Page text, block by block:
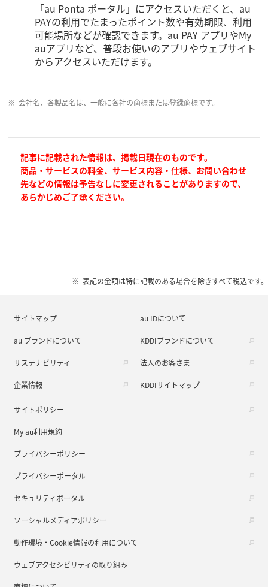
「au Ponta ポータル」にアクセスいただくと、au
PAYの利用でたまったポイント数や有効期限、利用
可能場所などが確認できます。au PAY アプリやMy
auアプリなど、普段お使いのアプリやウェブサイト
からアクセスいただけます。
会社名、各製品名は、一般に各社の商標または登録商標です。
記事に記載された情報は、掲載日現在のものです。
商品・サービスの料金、サービス内容・仕様、お問い合わせ
先などの情報は予告なしに変更されることがありますので、
あらかじめご了承ください。
表記の金額は特に記載のある場合を除きすべて税込です。
サイトマップ au IDについて
au ブランドについて KDDIブランドについて
サステナビリティ 法人のお客さま
企業情報 KDDIサイトマップ
サイトポリシー
My au利用規約
プライバシーポリシー
プライバシーポータル
セキュリティポータル
ソーシャルメディアポリシー
動作環境・Cookie情報の利用について
ウェブアクセシビリティの取り組み